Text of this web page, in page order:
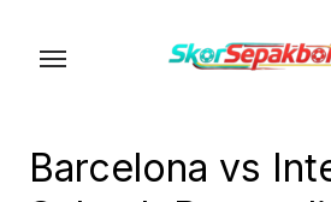
Barcelona vs